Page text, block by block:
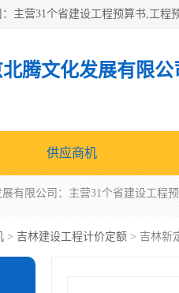
腾文化发展有限公
供应商机
> 吉林建设工程计价定额 > 吉林新